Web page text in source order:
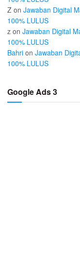
Z on Jawaban Digital
100% LULUS
z on Jawaban Digital
100% LULUS
Bahri on Jawaban
100% LULUS
Google Ads 3